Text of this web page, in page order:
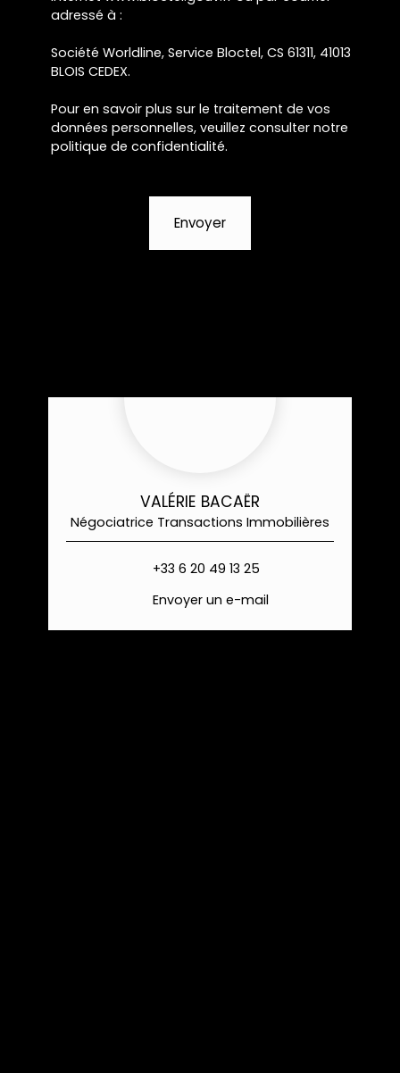
adressé à :
Société Worldline, Service Bloctel, CS 61311, 41013
BLOIS CEDEX.
Pour en savoir plus sur le traitement de vos
données personnelles, veuillez consulter notre
politique de confidentialité.
Envoyer
VALÉRIE BACAËR
Négociatrice Transactions Immobilières
+33 6 20 49 13 25
Envoyer un e-mail